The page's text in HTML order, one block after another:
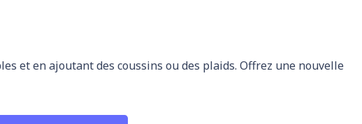
et en ajoutant des coussins ou des plaids. Offrez une nouvelle